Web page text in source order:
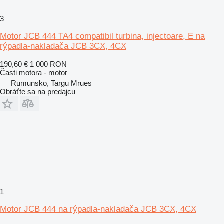
3
Motor JCB 444 TA4 compatibil turbina, injectoare, E na
rýpadla-nakladača JCB 3CX, 4CX
190,60 € 1 000 RON
Časti motora - motor
Rumunsko, Targu Mrues
Obráťte sa na predajcu
1
Motor JCB 444 na rýpadla-nakladača JCB 3CX, 4CX